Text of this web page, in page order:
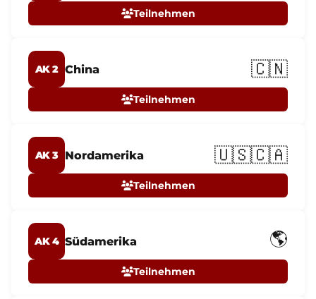
Teilnehmen
AK 2 China 🇨🇳
Teilnehmen
AK 3 Nordamerika 🇺🇸🇨🇦
Teilnehmen
AK 4 Südamerika 🌎
Teilnehmen